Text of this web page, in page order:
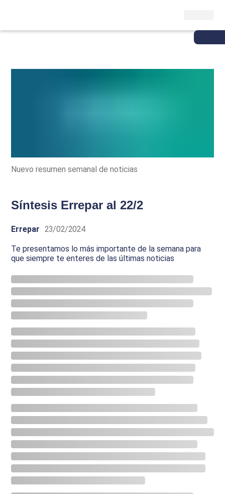
Nuevo resumen semanal de noticias
Síntesis Errepar al 22/2
Errepar 23/02/2024
Te presentamos lo más importante de la semana para
que siempre te enteres de las últimas noticias